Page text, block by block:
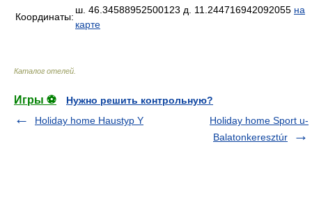
Координаты:
ш. 46.34588952500123 д. 11.244716942092055 на
карте
Каталог отелей
Игры ⚽
Нужно решить контрольную?
Holiday home Haustyp Y
Holiday home Sport u-
Balatonkeresztúr